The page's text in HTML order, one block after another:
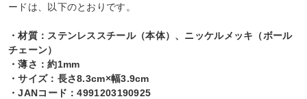
ードは、以下のとおりです。
・材質：ステンレススチール（本体）、ニッケルメッキ（ボール
チェーン）
・薄さ：約1mm
・サイズ：長さ8.3cm×幅3.9cm
・JANコード：4991203190925